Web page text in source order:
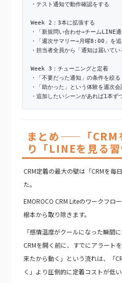
・テスト通知で動作確認をする
Week 2：3本に拡張する
・「新規問い合わせ→チームLINE
・「週次サマリー→月曜8:00」を追
・担当者全員から「通知は届いて
Week 3：チューニングと定着
・「不要だった通知」の条件を絞る
・「助かった」という体験を週次
・追加したいシーンがあれば1本ず
まとめ——「CRM
り「LINEを見る
CRM定着の最大の壁は「CRMを毎
た。
EMOROCO CRM Liteのワークフロ
根本から取り除きます。
「感情温度がクールになった瞬
CRMを開く前に、すでにアラート
来たから動く」という流れは、「
く」より圧倒的に定着コストが低い